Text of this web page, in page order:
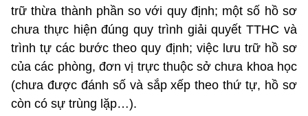
trữ thừa thành phần so với quy định; một số hồ sơ
chưa thực hiện đúng quy trình giải quyết TTHC và
trình tự các bước theo quy định; việc lưu trữ hồ sơ
của các phòng, đơn vị trực thuộc sở chưa khoa học
(chưa được đánh số và sắp xếp theo thứ tự, hồ sơ
còn có sự trùng lặp…).